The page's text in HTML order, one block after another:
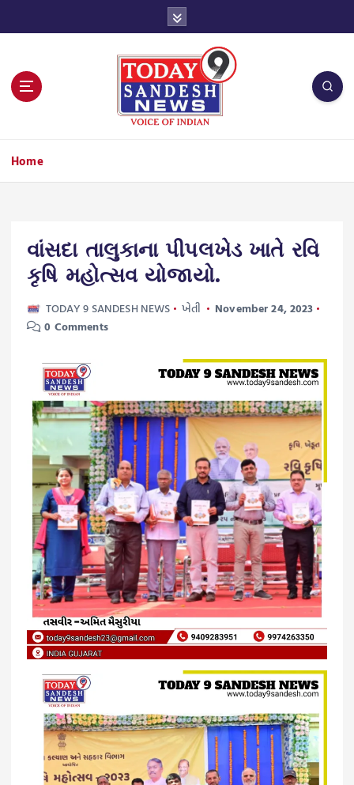
Home
વાંસદા તાલુકાના પીપલખેડ ખાતે રવિ
કૃષિ મહોત્સવ યોજાયો.
TODAY 9 SANDESH NEWS ખેતી
November 24, 2023
0 Comments